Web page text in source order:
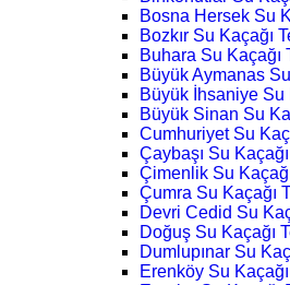
Bosna Hersek Su
Bozkır Su Kaçağı
Buhara Su Kaçağı
Büyük Aymanas
Büyük İhsaniye Su
Büyük Sinan Su
Cumhuriyet Su
Çaybaşı Su
Çimenlik Su
Çumra Su Kaçağı
Devri Cedid Su
Doğuş Su Kaçağı
Dumlupınar Su
Erenköy Su